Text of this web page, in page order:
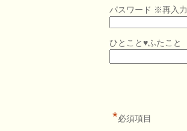
パスワード ※再入力
ひとこと♥ふたこと
*必須項目